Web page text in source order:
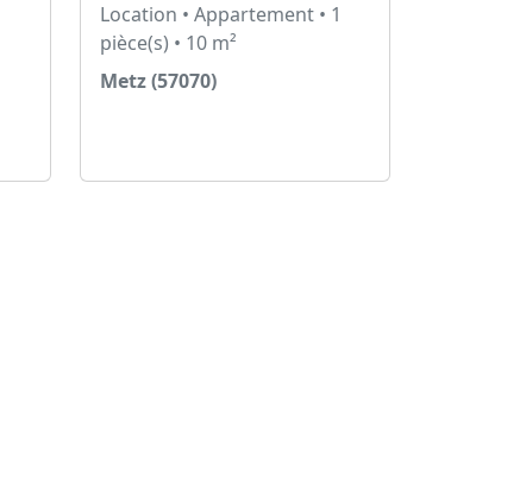
Location • Appartement • 1
pièce(s) • 10 m²
Metz (57070)